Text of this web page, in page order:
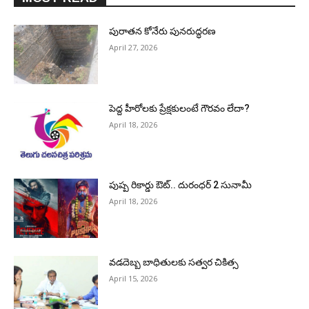
పురాత‌న కోనేరు పున‌రుద్ధ‌ర‌ణ
April 27, 2026
పెద్ద హీరోల‌కు ప్రేక్ష‌కులంటే గౌర‌వం లేదా?
April 18, 2026
పుష్ప రికార్డు ఔట్‌.. దురంధ‌ర్ 2 సునామీ
April 18, 2026
వడదెబ్బ బాధితులకు సత్వర చికిత్స
April 15, 2026